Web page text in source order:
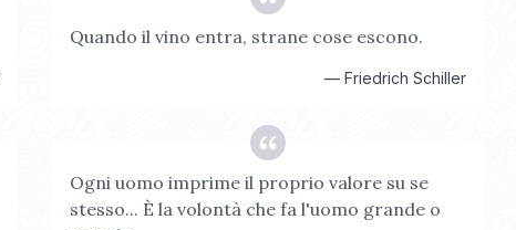
Quando il vino entra, strane cose escono.
— Friedrich Schiller
Ogni uomo imprime il proprio valore su se
stesso... È la volontà che fa l'uomo grande o